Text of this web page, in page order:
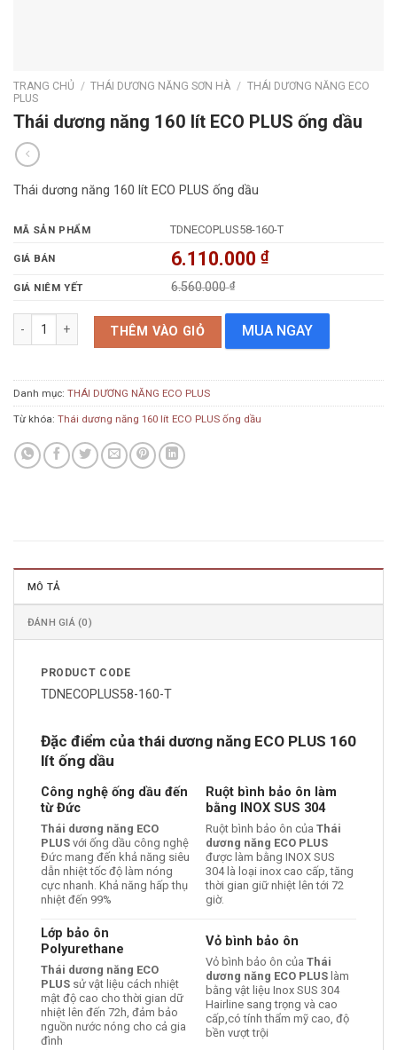
TRANG CHỦ / THÁI DƯƠNG NĂNG SƠN HÀ / THÁI DƯƠNG NĂNG ECO
PLUS
Thái dương năng 160 lít ECO PLUS ống dầu
Thái dương năng 160 lít ECO PLUS ống dầu
MÃ SẢN PHẨM TDNECOPLUS58-160-T
GIÁ BÁN 6.110.000₫
GIÁ NIÊM YẾT 6.560.000₫
Thái dương năng 160 lít ECO PLUS ống dầu số lượng
THÊM VÀO GIỎ MUA NGAY
Danh mục: THÁI DƯƠNG NĂNG ECO PLUS
Từ khóa: Thái dương năng 160 lít ECO PLUS ống dầu
MÔ TẢ
ĐÁNH GIÁ (0)
PRODUCT CODE
TDNECOPLUS58-160-T
Đặc điểm của thái dương năng ECO PLUS 160
lít ống dầu
Công nghệ ống dầu đến
từ Đức
Thái dương năng ECO
PLUS với ống dầu công nghệ
Đức mang đến khả năng siêu
dẫn nhiệt tốc độ làm nóng
cực nhanh. Khả năng hấp thụ
nhiệt đến 99%
Ruột bình bảo ôn làm
bằng INOX SUS 304
Ruột bình bảo ôn củaThái
dương năng ECO PLUS
được làm bằng INOX SUS
304 là loại inox cao cấp, tăng
thời gian giữ nhiệt lên tới 72
giờ.
Lớp bảo ôn
Polyurethane
Thái dương năng ECO
PLUS sử vật liệu cách nhiệt
mật độ cao cho thời gian dữ
nhiệt lên đến 72h, đảm bảo
nguồn nước nóng cho cả gia
đình
Vỏ bình bảo ôn
Vỏ bình bảo ôn củaThái
dương năng ECO PLUS làm
bằng vật liệu Inox SUS 304
Hairline sang trọng và cao
cấp,có tính thẩm mỹ cao, độ
bền vượt trội